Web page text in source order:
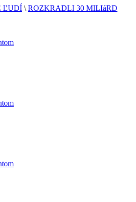
ĽUDÍ \ ROZKRADLI 30 MILIáRD